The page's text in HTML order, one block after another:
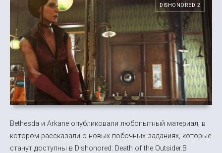
DISHONORED 2
Bethesda и Arkane опубликовали любопытный материал, в
котором рассказали о новых побочных заданиях, которые
станут доступны в Dishonored: Death of the Outsider.В